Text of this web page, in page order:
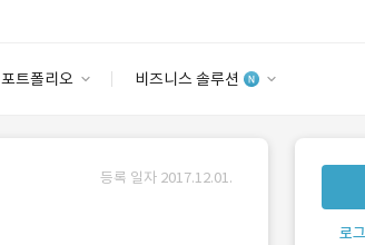
포트폴리오 비즈니스 솔루션
안심 코드 케어
유
‘
개
등록 일자 2017.12.01.
로